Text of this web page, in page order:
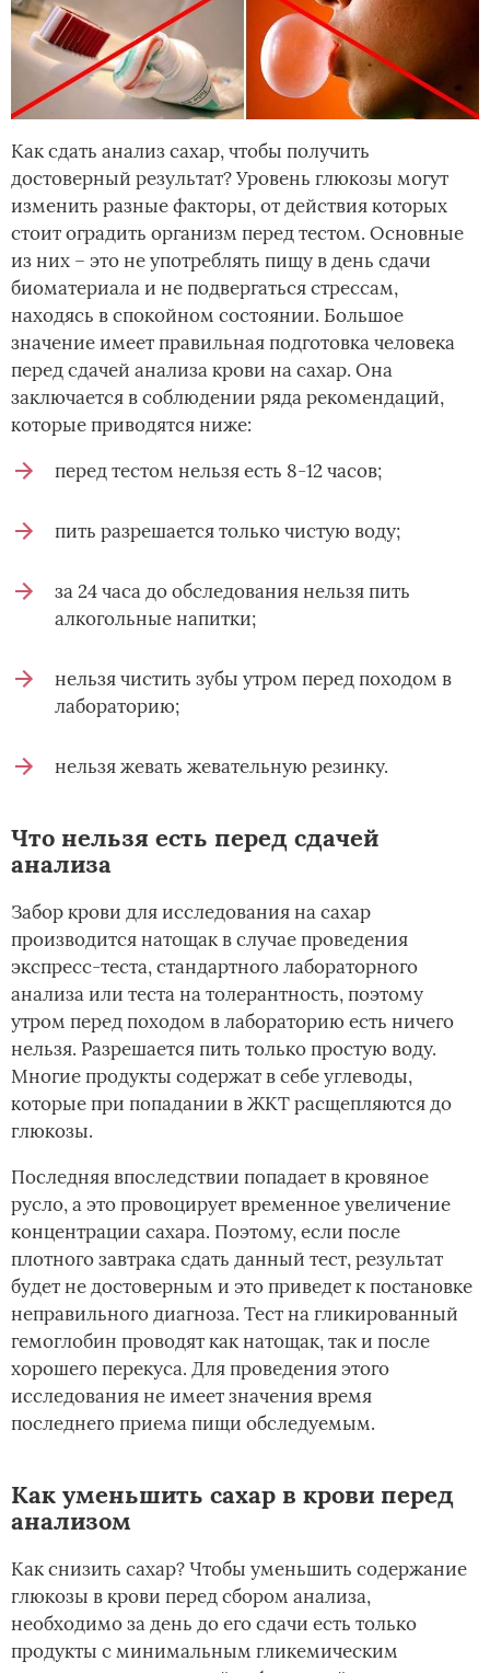
Как сдать анализ сахар, чтобы получить
достоверный результат? Уровень глюкозы могут
изменить разные факторы, от действия которых
стоит оградить организм перед тестом. Основные
из них – это не употреблять пищу в день сдачи
биоматериала и не подвергаться стрессам,
находясь в спокойном состоянии. Большое
значение имеет правильная подготовка человека
перед сдачей анализа крови на сахар. Она
заключается в соблюдении ряда рекомендаций,
которые приводятся ниже:
перед тестом нельзя есть 8-12 часов;
пить разрешается только чистую воду;
за 24 часа до обследования нельзя пить
алкогольные напитки;
нельзя чистить зубы утром перед походом в
лабораторию;
нельзя жевать жевательную резинку.
Что нельзя есть перед сдачей
анализа
Забор крови для исследования на сахар
производится натощак в случае проведения
экспресс-теста, стандартного лабораторного
анализа или теста на толерантность, поэтому
утром перед походом в лабораторию есть ничего
нельзя. Разрешается пить только простую воду.
Многие продукты содержат в себе углеводы,
которые при попадании в ЖКТ расщепляются до
глюкозы.
Последняя впоследствии попадает в кровяное
русло, а это провоцирует временное увеличение
концентрации сахара. Поэтому, если после
плотного завтрака сдать данный тест, результат
будет не достоверным и это приведет к постановке
неправильного диагноза. Тест на гликированный
гемоглобин проводят как натощак, так и после
хорошего перекуса. Для проведения этого
исследования не имеет значения время
последнего приема пищи обследуемым.
Как уменьшить сахар в крови перед
анализом
Как снизить сахар? Чтобы уменьшить содержание
глюкозы в крови перед сбором анализа,
необходимо за день до его сдачи есть только
продукты с минимальным гликемическим